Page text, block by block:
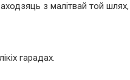
з малітвай той шлях,
гарадах.